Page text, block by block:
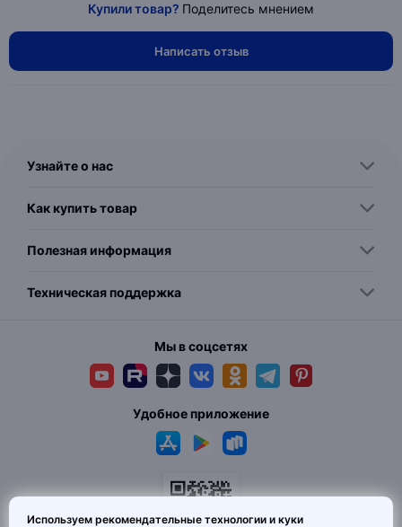
Купили товар? Поделитесь мнением
Написать отзыв
Узнайте о нас
Как купить товар
Полезная информация
Техническая поддержка
Мы в соцсетях
Удобное приложение
Используем рекомендательные технологии и куки